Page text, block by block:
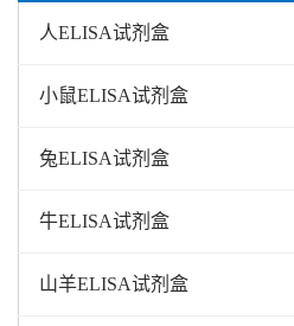
人ELISA试剂盒
小鼠ELISA试剂盒
兔ELISA试剂盒
牛ELISA试剂盒
山羊ELISA试剂盒